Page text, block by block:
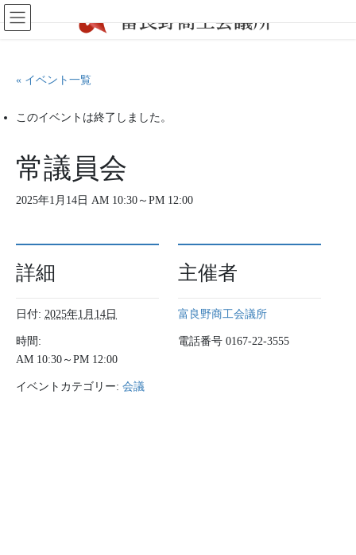
コ
ン
ナ
ビ
« イベント一覧
このイベントは終了しました。
常議員会
2025年1月14日 AM 10:30 ～ PM 12:00
詳細
日付: 2025年1月14日
時間:
AM 10:30～PM 12:00
イベントカテゴリー: 会議
主催者
富良野商工会議所
電話番号 0167-22-3555